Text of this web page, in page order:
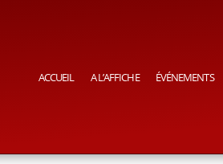
ACCUEIL A L’AFFICHE ÉVÉNEMENTS